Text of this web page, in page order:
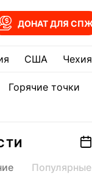
ДОНАТ ДЛЯ
США
Горячие точки
Популярные